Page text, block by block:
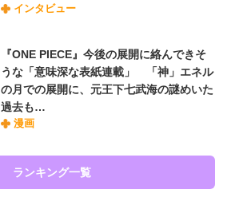
インタビュー
『ONE PIECE』今後の展開に絡んできそ
うな「意味深な表紙連載」 「神」エネル
の月での展開に、元王下七武海の謎めいた
過去も…
漫画
ランキング一覧